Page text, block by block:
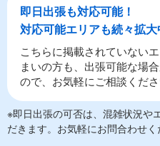
即日出張も対応可能！
対応可能エリアも続々拡大
こちらに掲載されていない
まいの方も、出張可能な場
ので、お気軽にご相談くださ
※即日出張の可否は、混雑状況や
だきます。お気軽にお問合わせく